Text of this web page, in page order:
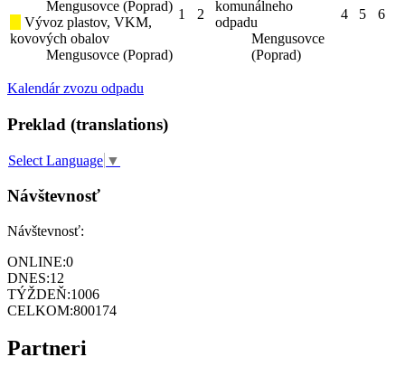
Mengusovce (Poprad)
Vývoz plastov, VKM,
kovových obalov
Mengusovce (Poprad)
1 2
komunálneho
odpadu
Mengusovce
(Poprad)
4 5 6
Kalendár zvozu odpadu
Preklad (translations)
Select Language ▼
Návštevnosť
Návštevnosť:
ONLINE:0
DNES:12
TÝŽDEŇ:1006
CELKOM:800174
Partneri